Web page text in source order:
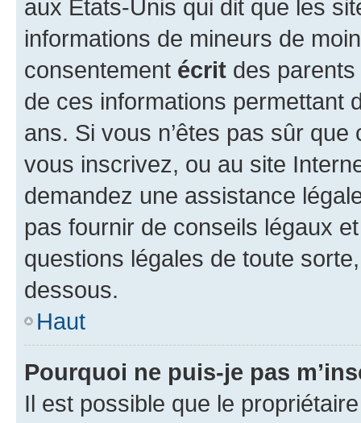
aux États-Unis qui dit que les
informations de mineurs de
consentement écrit des parents
de ces informations permettant
ans. Si vous n’êtes pas sûr
vous inscrivez, ou au site
demandez une assistance
pas fournir de conseils légaux
questions légales de toute
dessous.
Haut
Pourquoi ne puis-je pas
Il est possible que le